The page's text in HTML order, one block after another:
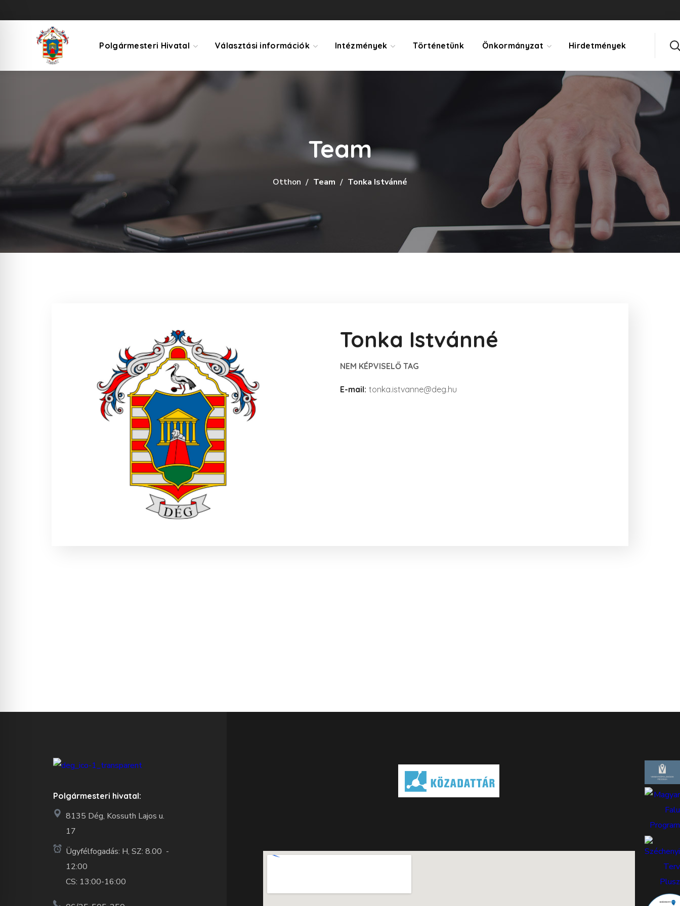
Polgármesteri Hivatal Választási információk Intézmények Történetünk Önkormányzat Hirdetmények
Team
Otthon Team Tonka Istvánné
Tonka Istvánné
NEM KÉPVISELŐ TAG
E-mail: tonka.istvanne@deg.hu
Polgármesteri hivatal:
8135 Dég, Kossuth Lajos u.
17
Ügyfélfogadás: H, SZ: 8.00 -
12:00
CS: 13:00-16:00